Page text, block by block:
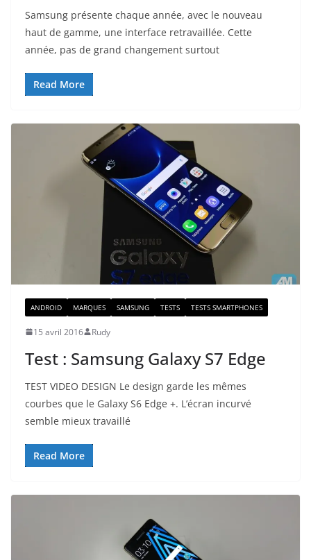
Samsung présente chaque année, avec le nouveau
haut de gamme, une interface retravaillée. Cette
année, pas de grand changement surtout
Read More
ANDROID MARQUES SAMSUNG TESTS TESTS SMARTPHONES
15 avril 2016 Rudy
Test : Samsung Galaxy S7 Edge
TEST VIDEO DESIGN Le design garde les mêmes
courbes que le Galaxy S6 Edge +. L’écran incurvé
semble mieux travaillé
Read More